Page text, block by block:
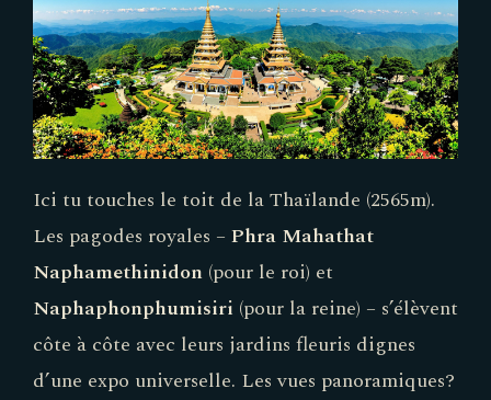
Ici tu touches le toit de la Thaïlande (2565m).
Les pagodes royales – Phra Mahathat
Naphamethinidon (pour le roi) et
Naphaphonphumisiri (pour la reine) – s’élèvent
côte à côte avec leurs jardins fleuris dignes
d’une expo universelle. Les vues panoramiques?